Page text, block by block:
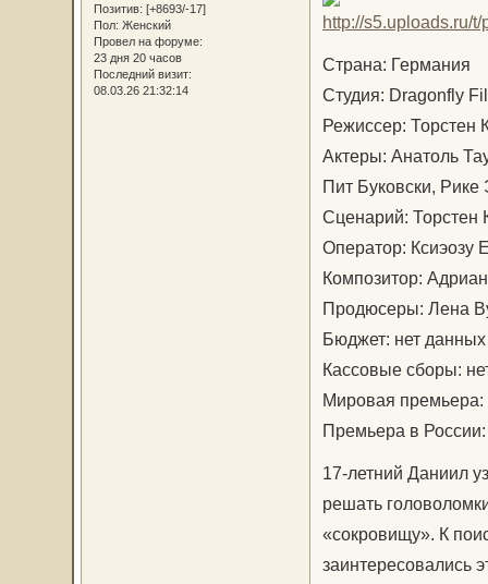
Позитив: [+8693/-17]
Пол: Женский
Провел на форуме:
23 дня 20 часов
Последний визит:
08.03.26 21:32:14
Страна: Германия
Студия: Dragonfly
Режиссер: Торстен
Актеры: Анатоль
Пит Буковски,
Сценарий: Торстен
Оператор: Ксиэозу
Композитор:
Продюсеры: Лена
Бюджет: нет данных
Кассовые сборы:
Мировая премьера:
Премьера в
17-летний Даниил
решать
«сокровищу». К
заинтересовались